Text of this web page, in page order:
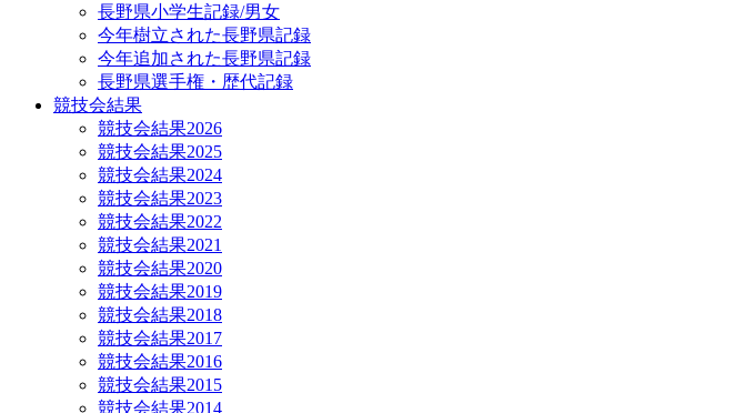
長野県小学生記録/男女
今年樹立された長野県記録
今年追加された長野県記録
長野県選手権・歴代記録
競技会結果
競技会結果2026
競技会結果2025
競技会結果2024
競技会結果2023
競技会結果2022
競技会結果2021
競技会結果2020
競技会結果2019
競技会結果2018
競技会結果2017
競技会結果2016
競技会結果2015
競技会結果2014